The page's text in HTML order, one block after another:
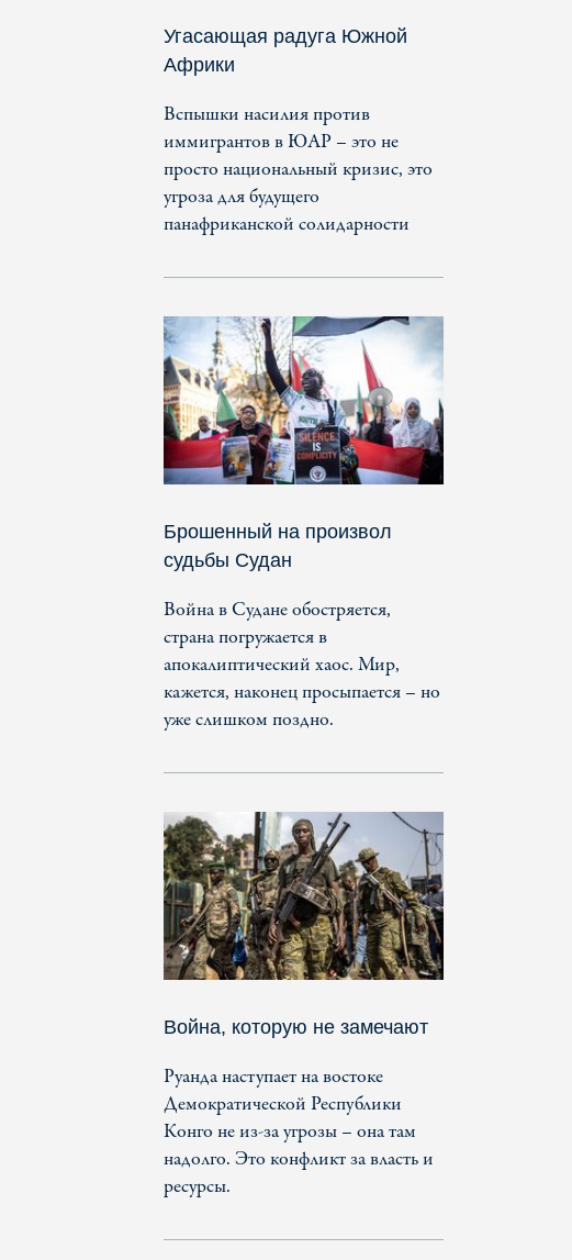
Угасающая радуга Южной
Африки
Вспышки насилия против
иммигрантов в ЮАР – это не
просто национальный кризис, это
угроза для будущего
панафриканской солидарности
Брошенный на произвол
судьбы Судан
Война в Судане обостряется,
страна погружается в
апокалиптический хаос. Мир,
кажется, наконец просыпается – но
уже слишком поздно.
Война, которую не замечают
Руанда наступает на востоке
Демократической Республики
Конго не из-за угрозы – она там
надолго. Это конфликт за власть и
ресурсы.